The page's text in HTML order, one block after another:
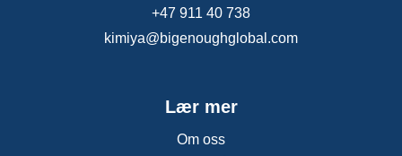
+47 911 40 738
kimiya@bigenoughglobal.com
Lær mer
Om oss